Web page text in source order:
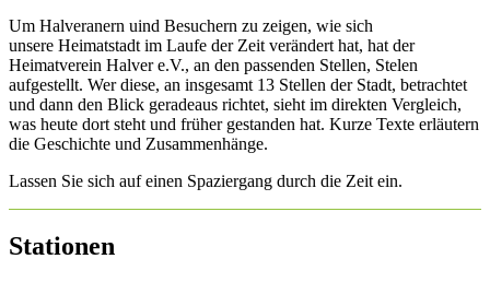
Um Halveranern uind Besuchern zu zeigen, wie sich
unsere Heimatstadt im Laufe der Zeit verändert hat, hat der
Heimatverein Halver e.V., an den passenden Stellen, Stelen
aufgestellt. Wer diese, an insgesamt 13 Stellen der Stadt, betrachtet
und dann den Blick geradeaus richtet, sieht im direkten Vergleich,
was heute dort steht und früher gestanden hat. Kurze Texte erläutern
die Geschichte und Zusammenhänge.
Lassen Sie sich auf einen Spaziergang durch die Zeit ein.
Stationen